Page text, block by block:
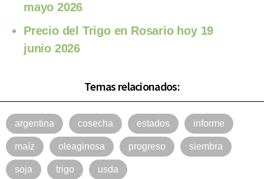
mayo 2026
Precio del Trigo en Rosario hoy 19
junio 2026
Temas relacionados:
argentina cosecha estados informe
maíz oleaginosa progreso siembra
soja trigo usda